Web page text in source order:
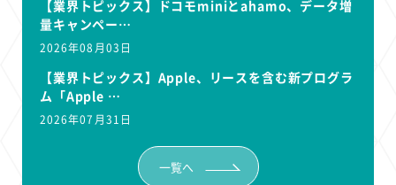
【業界トピックス】ドコモminiとahamo、データ増
量キャンペー…
2026年08月03日
【業界トピックス】Apple、リースを含む新プログラ
ム「Apple …
2026年07月31日
一覧へ